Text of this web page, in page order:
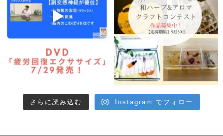
さらに読み込む Instagram でフォロー